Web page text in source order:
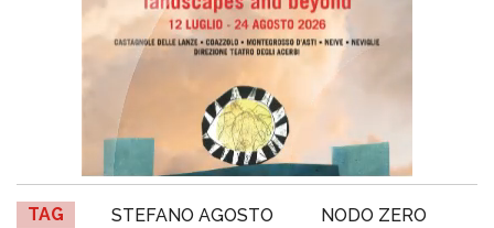
TAG STEFANO AGOSTO
NODO ZERO